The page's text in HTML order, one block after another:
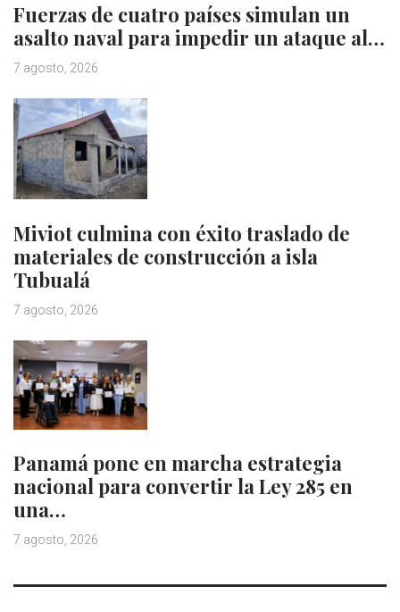
Fuerzas de cuatro países simulan un
asalto naval para impedir un ataque al…
7 agosto, 2026
Miviot culmina con éxito traslado de
materiales de construcción a isla
Tubualá
7 agosto, 2026
Panamá pone en marcha estrategia
nacional para convertir la Ley 285 en
una…
7 agosto, 2026